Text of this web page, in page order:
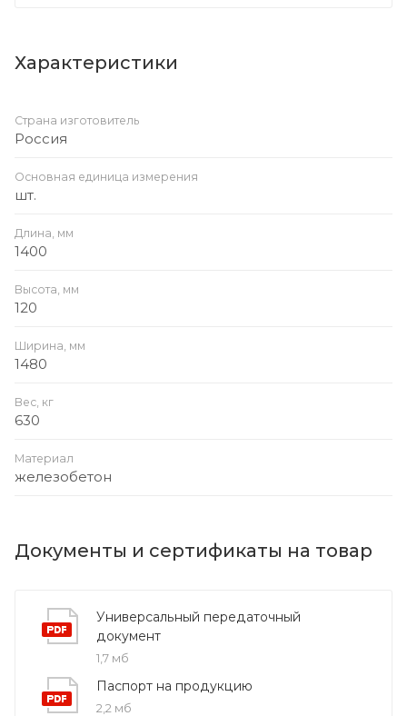
Характеристики
Страна изготовитель
Россия
Основная единица измерения
шт.
Длина, мм
1400
Высота, мм
120
Ширина, мм
1480
Вес, кг
630
Материал
железобетон
Документы и сертификаты на товар
Универсальный передаточный
документ
1,7 мб
Паспорт на продукцию
2,2 мб